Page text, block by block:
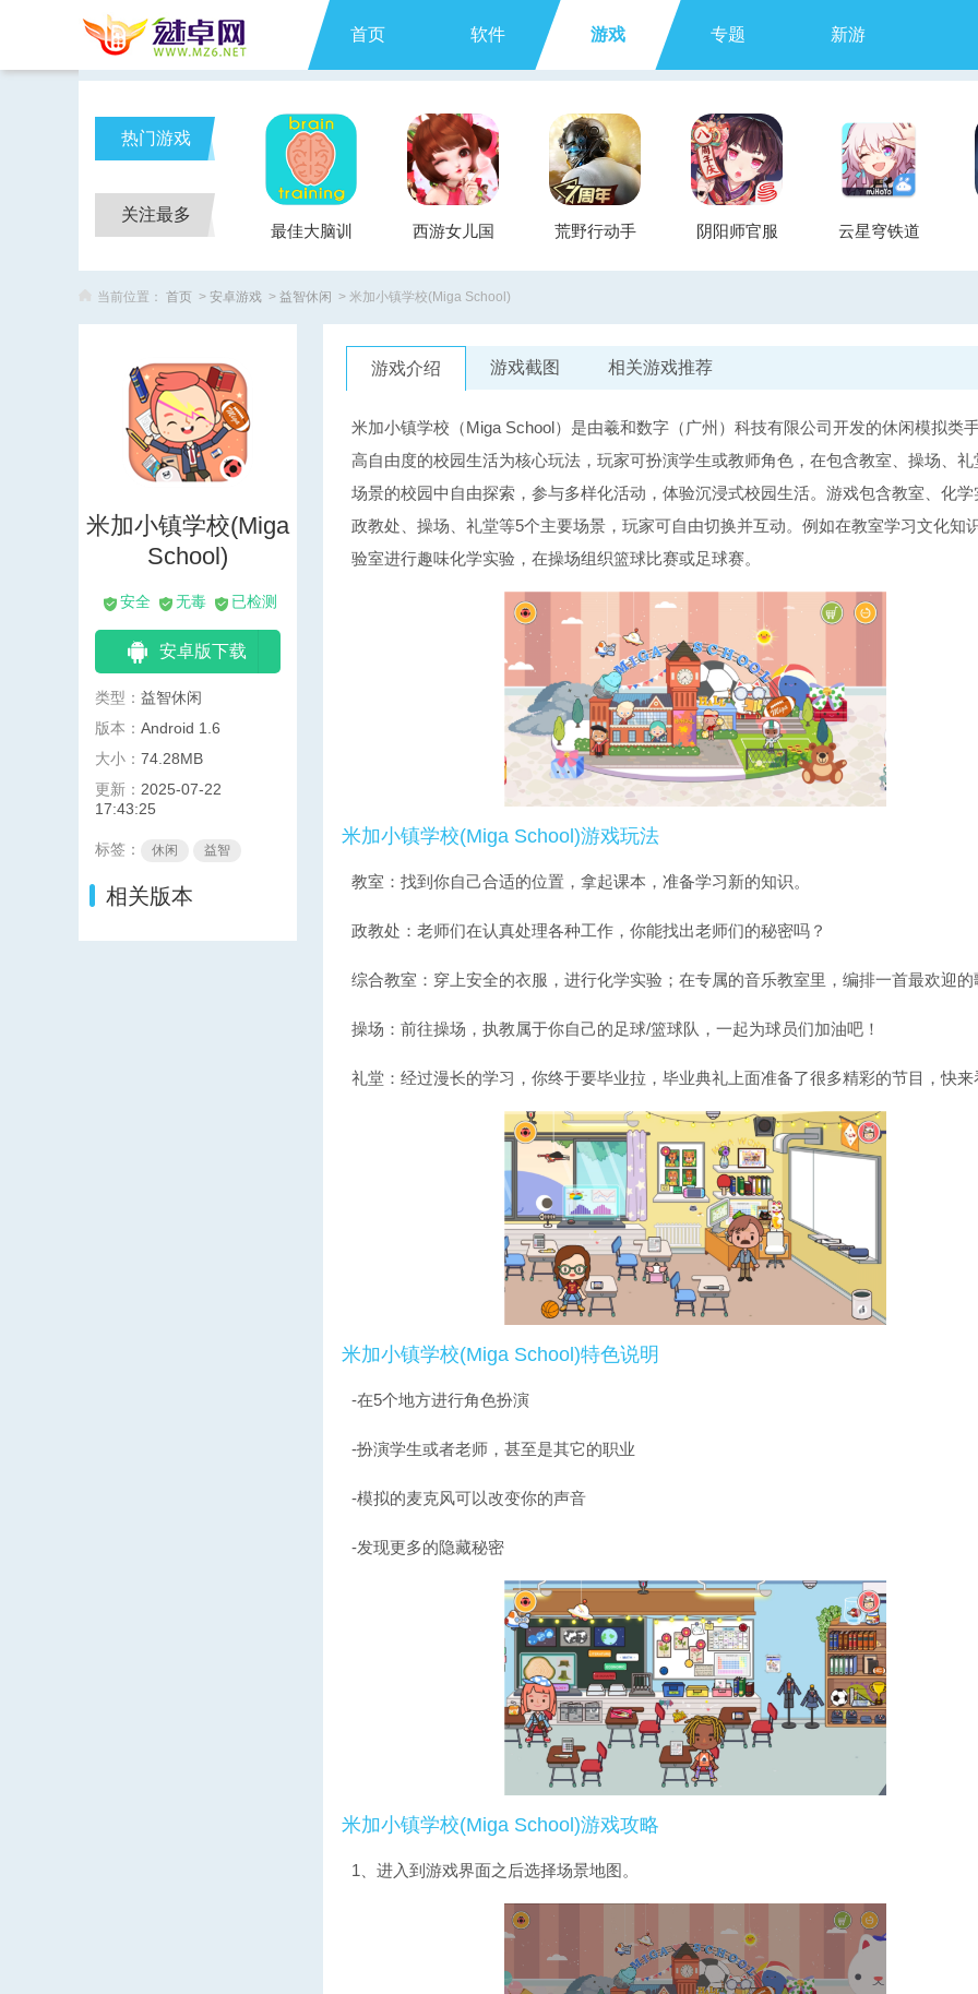
首页 软件 游戏 专题 新游
热门游戏
关注最多
最佳大脑训
练Brain
西游女儿国 荒野行动手
游
阴阳师官服 云星穹铁道
当前位置： 首页 > 安卓游戏 > 益智休闲 > 米加小镇学校(Miga School)
米加小镇学校(Miga
School)
安全 无毒 已检测
安卓版下载
类型： 益智休闲
版本： Android 1.6
大小： 74.28MB
更新： 2025-07-22
17:43:25
标签： 休闲 益智
相关版本
游戏介绍 游戏截图 相关游戏推荐
米加小镇学校（Miga School）是由羲和数字（广州）科技有限公司开发的休闲模拟类
高自由度的校园生活为核心玩法，玩家可扮演学生或教师角色，在包含教室、操场、礼
场景的校园中自由探索，参与多样化活动，体验沉浸式校园生活。游戏包含教室、化学
政教处、操场、礼堂等5个主要场景，玩家可自由切换并互动。例如在教室学习文化知
验室进行趣味化学实验，在操场组织篮球比赛或足球赛。
米加小镇学校(Miga School)游戏玩法
教室：找到你自己合适的位置，拿起课本，准备学习新的知识。
政教处：老师们在认真处理各种工作，你能找出老师们的秘密吗？
综合教室：穿上安全的衣服，进行化学实验；在专属的音乐教室里，编排一首最欢迎的
操场：前往操场，执教属于你自己的足球/篮球队，一起为球员们加油吧！
礼堂：经过漫长的学习，你终于要毕业拉，毕业典礼上面准备了很多精彩的节目，快来
米加小镇学校(Miga School)特色说明
-在5个地方进行角色扮演
-扮演学生或者老师，甚至是其它的职业
-模拟的麦克风可以改变你的声音
-发现更多的隐藏秘密
米加小镇学校(Miga School)游戏攻略
1、进入到游戏界面之后选择场景地图。